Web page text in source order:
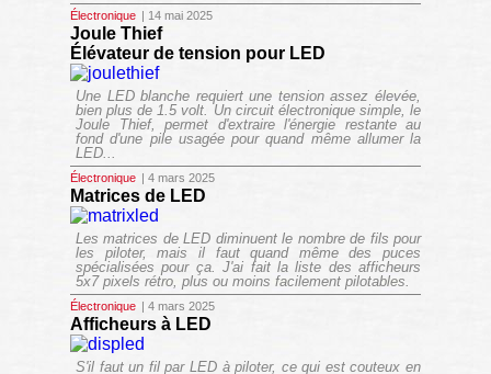
Électronique | 14 mai 2025
Joule Thief
Élévateur de tension pour LED
Une LED blanche requiert une tension assez élevée,
bien plus de 1.5 volt. Un circuit électronique simple, le
Joule Thief, permet d'extraire l'énergie restante au
fond d'une pile usagée pour quand même allumer la
LED...
Électronique | 4 mars 2025
Matrices de LED
Les matrices de LED diminuent le nombre de fils pour
les piloter, mais il faut quand même des puces
spécialisées pour ça. J'ai fait la liste des afficheurs
5x7 pixels rétro, plus ou moins facilement pilotables.
Électronique | 4 mars 2025
Afficheurs à LED
S'il faut un fil par LED à piloter, ce qui est couteux en